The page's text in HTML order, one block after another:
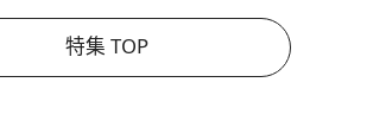
特集 TOP